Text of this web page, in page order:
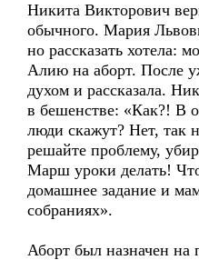
Никита Викторович
обычного. Мария
но рассказать хотела:
Алию на аборт. После
духом и рассказала.
в бешенстве: «Как?! В
люди скажут? Нет, так
решайте проблему,
Марш уроки делать!
домашнее задание и
собраниях».
Аборт был назначен на